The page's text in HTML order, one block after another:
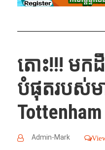
តោះ!!! មកដឹ
បំផុតរបស់ម
Admin-Mark